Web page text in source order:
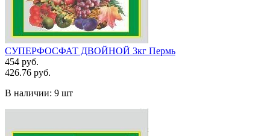
СУПЕРФОСФАТ ДВОЙНОЙ 3кг Пермь
454 руб.
426.76 руб.
В наличии: 9 шт